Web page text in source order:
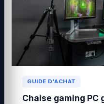
GUIDE D'ACHAT
Chaise gaming PC